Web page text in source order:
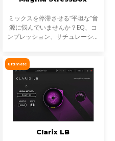
ミックスを停滞させる“平坦な”音
源に悩んでいませんか？EQ、コ
ンプレッション、サチュレーショ
のが StressBoxです。
Ultimate
Clarix LB